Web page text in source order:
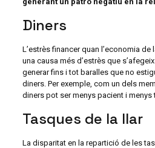
Diners
L’estrès financer quan l’economia de
una causa més d’estrès que
generar fins i tot baralles que no
diners. Per exemple, com un dels
diners pot ser menys pacient i menys
Tasques de la llar
La disparitat en la repartició de les